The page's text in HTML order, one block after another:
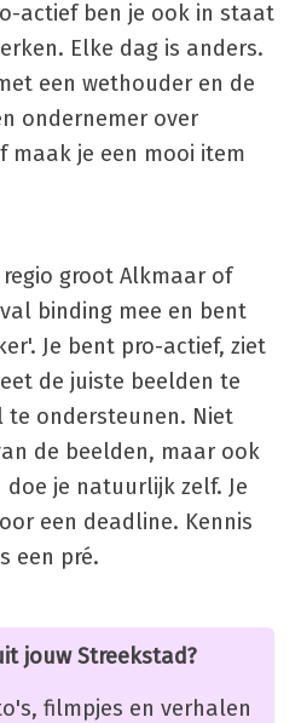
actief ben je ook in staat
Elke dag is anders.
een wethouder en de
ondernemer over
maak je een mooi item
groot Alkmaar of
binding mee en bent
Je bent pro-actief, ziet
de juiste beelden te
te ondersteunen. Niet
de beelden, maar ook
je natuurlijk zelf. Je
een deadline. Kennis
een pré.
jouw Streekstad?
filmpjes en verhalen